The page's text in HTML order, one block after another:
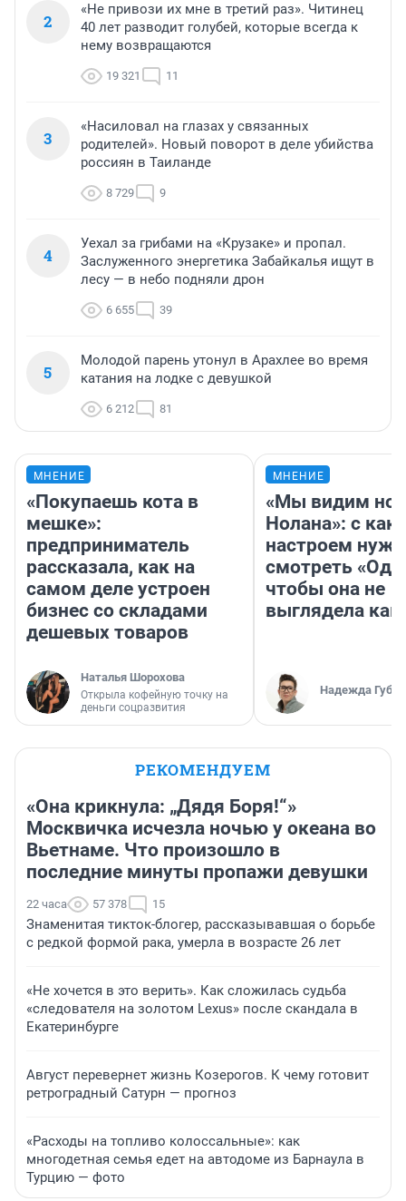
2
«Не привози их мне в третий раз». Читинец
40 лет разводит голубей, которые всегда к
нему возвращаются
19 321 11
3
«Насиловал на глазах у связанных
родителей». Новый поворот в деле убийства
россиян в Таиланде
8 729 9
4
Уехал за грибами на «Крузаке» и пропал.
Заслуженного энергетика Забайкалья ищут в
лесу — в небо подняли дрон
6 655 39
5
Молодой парень утонул в Арахлее во время
катания на лодке с девушкой
6 212 81
МНЕНИЕ
«Покупаешь кота в
мешке»:
предприниматель
рассказала, как на
самом деле устроен
бизнес со складами
дешевых товаров
Наталья Шорохова
Открыла кофейную точку на
деньги соцразвития
МНЕНИЕ
«Мы видим
Нолана»: с
настроем
смотреть
чтобы она не
выглядела как
Надежда
РЕКОМЕНДУЕМ
«Она крикнула: „Дядя Боря!“»
Москвичка исчезла ночью у океана во
Вьетнаме. Что произошло в
последние минуты пропажи девушки
22 часа 57 378 15
Знаменитая тикток-блогер, рассказывавшая о борьбе
с редкой формой рака, умерла в возрасте 26 лет
«Не хочется в это верить». Как сложилась судьба
«следователя на золотом Lexus» после скандала в
Екатеринбурге
Август перевернет жизнь Козерогов. К чему готовит
ретроградный Сатурн — прогноз
«Расходы на топливо колоссальные»: как
многодетная семья едет на автодоме из Барнаула в
Турцию — фото